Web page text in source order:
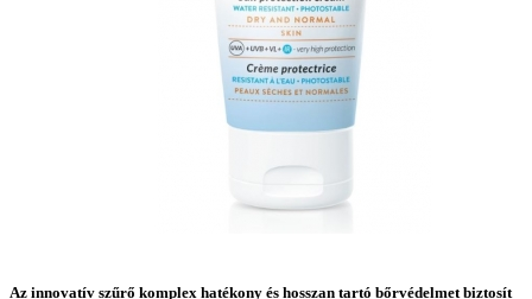
Az innovatív szűrő komplex hatékony és hosszan tartó bőrvédelmet biztosít